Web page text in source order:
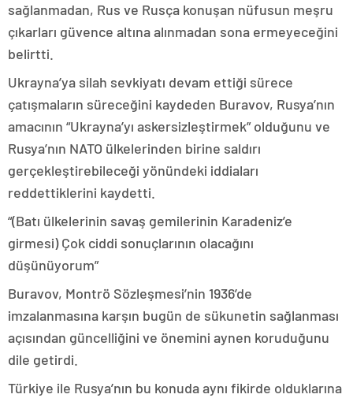
sağlanmadan, Rus ve Rusça konuşan nüfusun meşru
çıkarları güvence altına alınmadan sona ermeyeceğini
belirtti.
Ukrayna’ya silah sevkiyatı devam ettiği sürece
çatışmaların süreceğini kaydeden Buravov, Rusya’nın
amacının “Ukrayna’yı askersizleştirmek” olduğunu ve
Rusya’nın NATO ülkelerinden birine saldırı
gerçekleştirebileceği yönündeki iddiaları
reddettiklerini kaydetti.
“(Batı ülkelerinin savaş gemilerinin Karadeniz’e
girmesi) Çok ciddi sonuçlarının olacağını
düşünüyorum”
Buravov, Montrö Sözleşmesi’nin 1936’de
imzalanmasına karşın bugün de sükunetin sağlanması
açısından güncelliğini ve önemini aynen koruduğunu
dile getirdi.
Türkiye ile Rusya’nın bu konuda aynı fikirde olduklarına